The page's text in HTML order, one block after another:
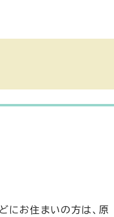
にお住まいの方は、原